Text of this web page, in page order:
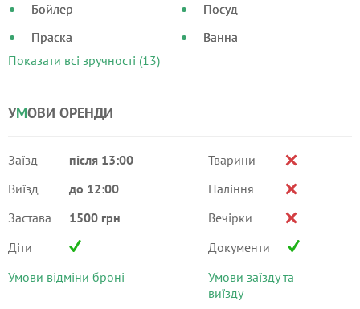
Бойлер
Праска
Посуд
Ванна
Показати всі зручності (13)
УМОВИ ОРЕНДИ
Заїзд
після 13:00
Виїзд
до 12:00
Застава
1500 грн
Діти
Умови відміни броні
Тварини
Паління
Вечірки
Документи
Умови заїзду та
виїзду